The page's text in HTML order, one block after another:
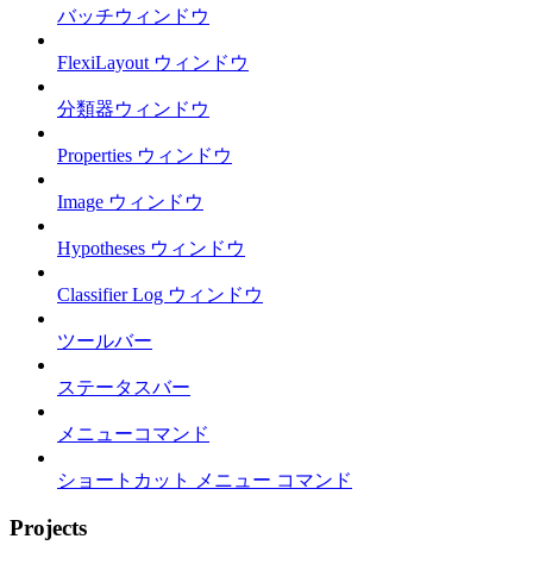
バッチウィンドウ
FlexiLayout ウィンドウ
分類器ウィンドウ
Properties ウィンドウ
Image ウィンドウ
Hypotheses ウィンドウ
Classifier Log ウィンドウ
ツールバー
ステータスバー
メニューコマンド
ショートカット メニュー コマンド
Projects